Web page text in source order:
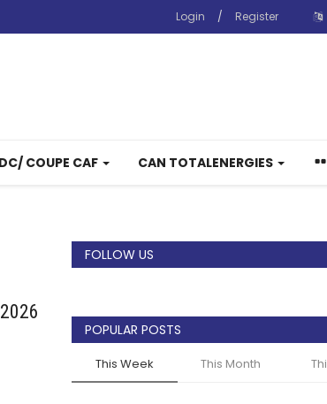
Login / Register
COUPE CAF CAN TOTALENERGIES
FOLLOW US
POPULAR POSTS
This Week This Month